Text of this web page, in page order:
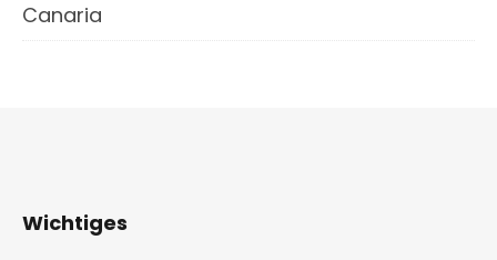
Canaria
Wichtiges